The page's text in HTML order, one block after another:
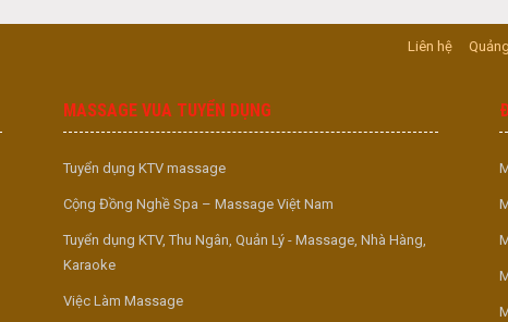
Liên hệ
MASSAGE VUA TUYỂN DỤNG
Tuyển dụng KTV massage
Cộng Đồng Nghề Spa – Massage Việt Nam
Tuyển dụng KTV, Thu Ngân, Quản Lý - Massage, Nhà Hàng,
Karaoke
Việc Làm Massage